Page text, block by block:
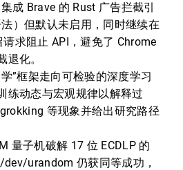
成 Brave 的 Rust 广告拦截引
）但默认未启用，同时继续在
求阻止 API，避免了 Chrome
退化。
”框架走向可检验的深度学习
练动态与宏观规律以解释过
等现象并给出研究路径
量子机破解 17 位 ECDLP 的
urandom 仍获同等成功，